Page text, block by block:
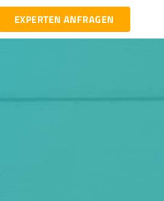
EXPERTEN ANFRAGEN